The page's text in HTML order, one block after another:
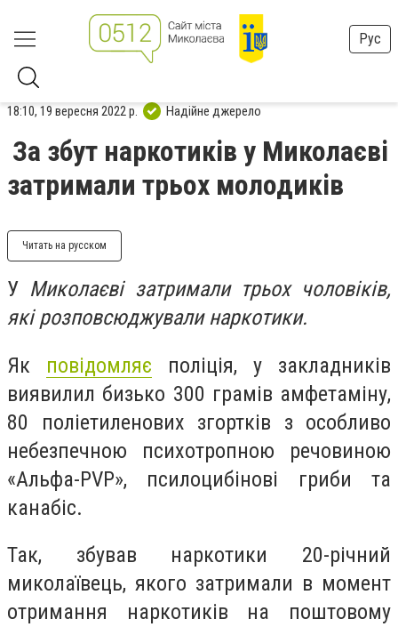
Рус
18:10, 19 вересня 2022 р. Надійне джерело
За збут наркотиків у Миколаєві
затримали трьох молодиків
Читать на русском
У Миколаєві затримали трьох чоловіків,
які розповсюджували наркотики.
Як повідомляє поліція, у закладників
виявилил бизько 300 грамів амфетаміну,
80 поліетиленових згортків з особливо
небезпечною психотропною речовиною
«Альфа-PVP», псилоцибінові гриби та
канабіс.
Так, збував наркотики 20-річний
миколаївець, якого затримали в момент
отримання наркотиків на поштовому